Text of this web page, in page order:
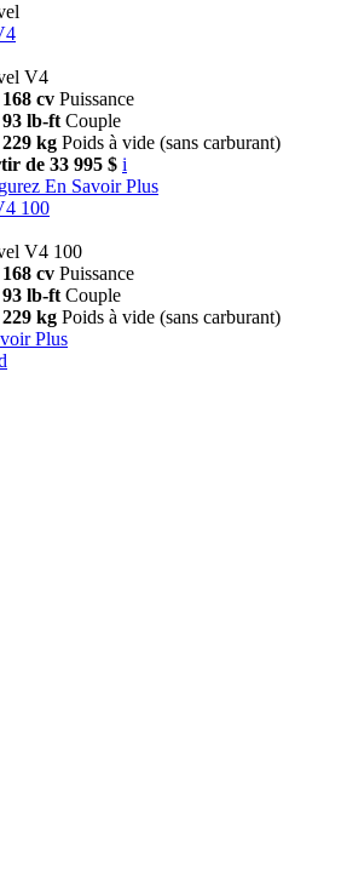
V4
168 cv Puissance
93 lb-ft Couple
229 kg Poids à vide (sans carburant)
de 33 995 $ i
En Savoir Plus
100
V4 100
168 cv Puissance
93 lb-ft Couple
229 kg Poids à vide (sans carburant)
Plus